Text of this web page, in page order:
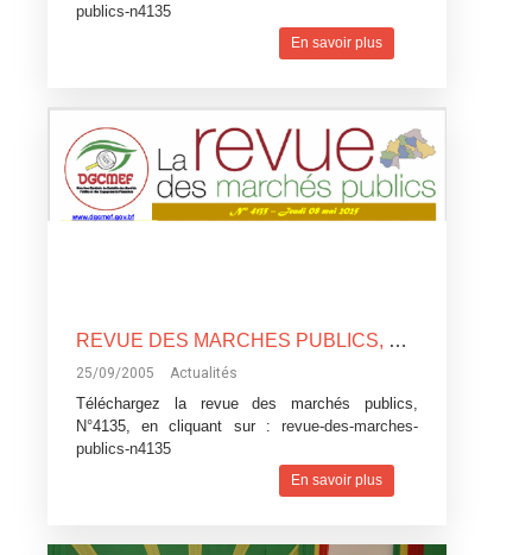
publics-n4135
En savoir plus
REVUE DES MARCHES PUBLICS, N°4135
25/09/2005 Actualités
Téléchargez la revue des marchés publics,
N°4135, en cliquant sur : revue-des-marches-
publics-n4135
En savoir plus